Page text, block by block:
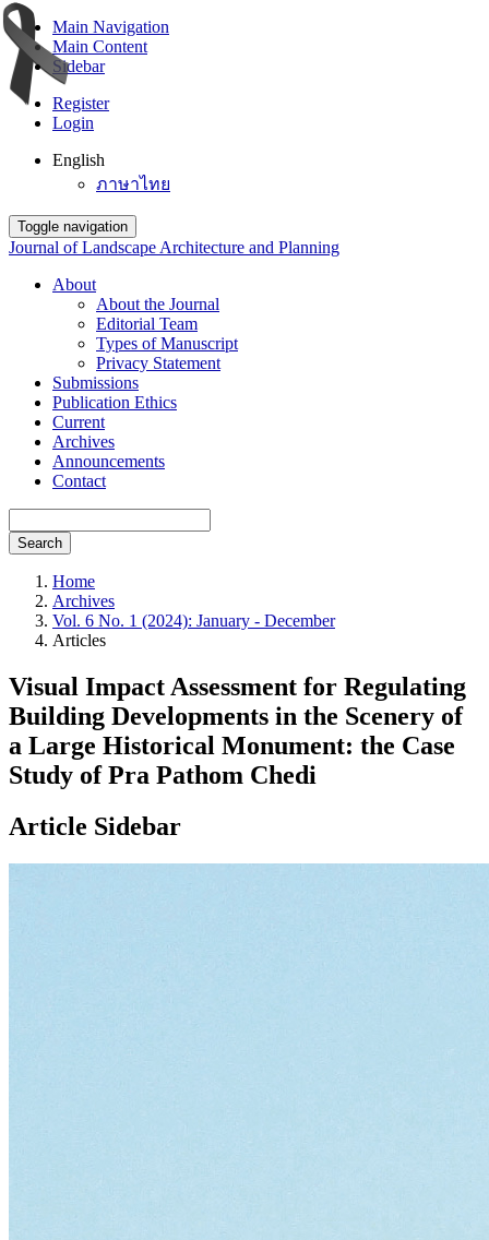
Main Navigation
Main Content
Sidebar
Register
Login
English
ภาษาไทย
Toggle navigation
Journal of Landscape Architecture and Planning
About
About the Journal
Editorial Team
Types of Manuscript
Privacy Statement
Submissions
Publication Ethics
Current
Archives
Announcements
Contact
Search
Home
Archives
Vol. 6 No. 1 (2024): January - December
Articles
Visual Impact Assessment for Regulating
Building Developments in the Scenery of
a Large Historical Monument: the Case
Study of Pra Pathom Chedi
Article Sidebar